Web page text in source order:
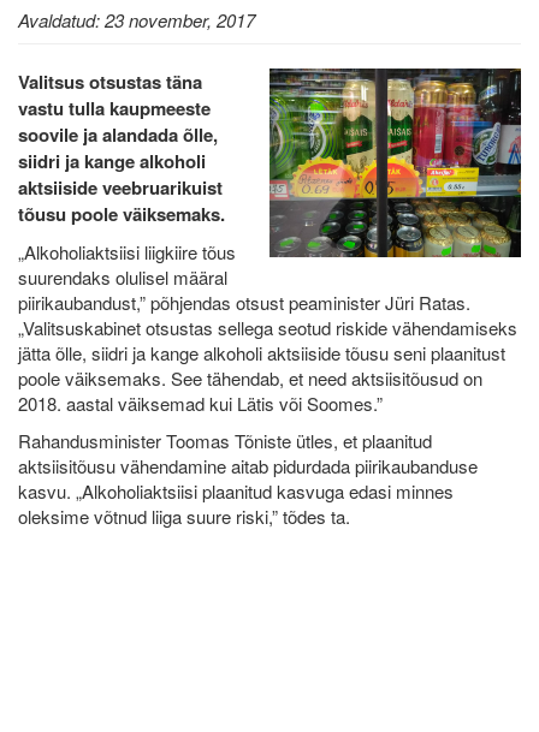
Avaldatud: 23 november, 2017
Valitsus otsustas täna
vastu tulla kaupmeeste
soovile ja alandada õlle,
siidri ja kange alkoholi
aktsiiside veebruarikuist
tõusu poole väiksemaks.
„Alkoholiaktsiisi liigkiire tõus
suurendaks olulisel määral
piirikaubandust,” põhjendas otsust peaminister Jüri Ratas.
„Valitsuskabinet otsustas sellega seotud riskide vähendamiseks
jätta õlle, siidri ja kange alkoholi aktsiiside tõusu seni plaanitust
poole väiksemaks. See tähendab, et need aktsiisitõusud on
2018. aastal väiksemad kui Lätis või Soomes.”
Rahandusminister Toomas Tõniste ütles, et plaanitud
aktsiisitõusu vähendamine aitab pidurdada piirikaubanduse
kasvu. „Alkoholiaktsiisi plaanitud kasvuga edasi minnes
oleksime võtnud liiga suure riski,” tõdes ta.